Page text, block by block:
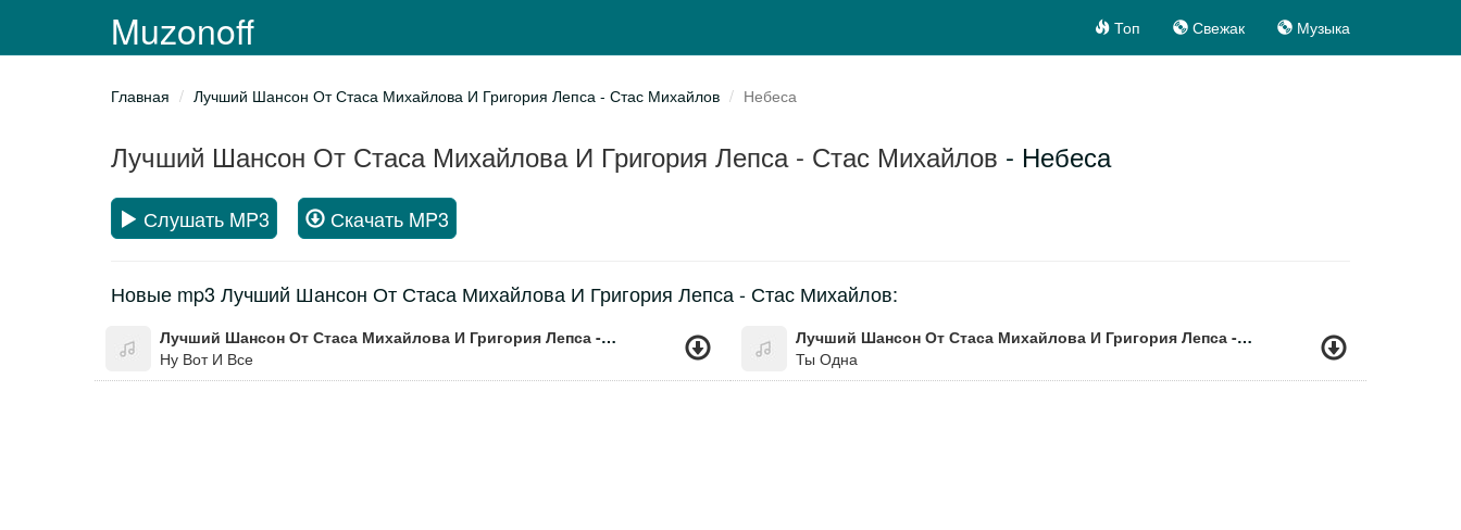
Muzonoff Топ Свежак Музыка
Главная Лучший Шансон От Стаса Михайлова И Григория Лепса - Стас Михайлов Небеса
Лучший Шансон От Стаса Михайлова И Григория Лепса - Стас Михайлов - Небеса
Слушать MP3 Скачать MP3
Новые mp3 Лучший Шансон От Стаса Михайлова И Григория Лепса - Стас Михайлов:
Лучший Шансон От Стаса Михайлова И Григория Лепса - Стас Михайлов
Ну Вот И Все
Лучший Шансон От Стаса Михайлова И Григория Лепса - Стас Михайлов
Ты Одна